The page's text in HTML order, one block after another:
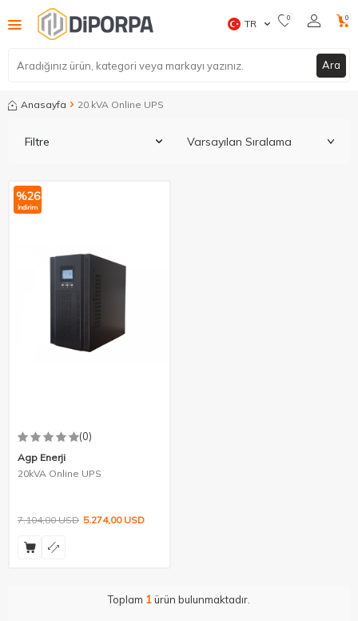
Ara
TR 0 0
Anasayfa 20 kVA Online UPS
Filtre
%26
İndirim
(0)
Agp Enerji
20kVA Online UPS
7.104,00USD 5.274,00USD
Toplam 1ürün bulunmaktadır.